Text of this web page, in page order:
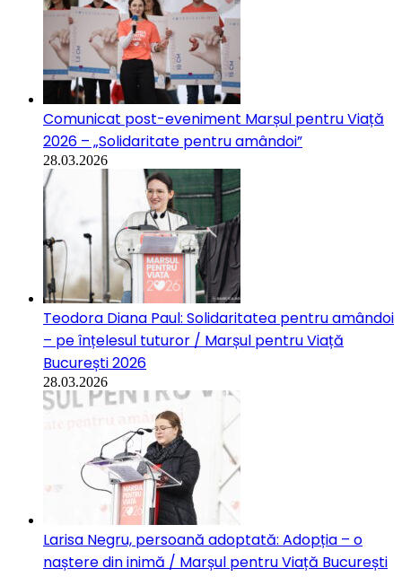
Comunicat post-eveniment Marșul pentru Viață
2026 – „Solidaritate pentru amândoi”
28.03.2026
Teodora Diana Paul: Solidaritatea pentru amândoi
– pe înțelesul tuturor / Marșul pentru Viață
București 2026
28.03.2026
Larisa Negru, persoană adoptată: Adopția – o
naștere din inimă / Marșul pentru Viață București